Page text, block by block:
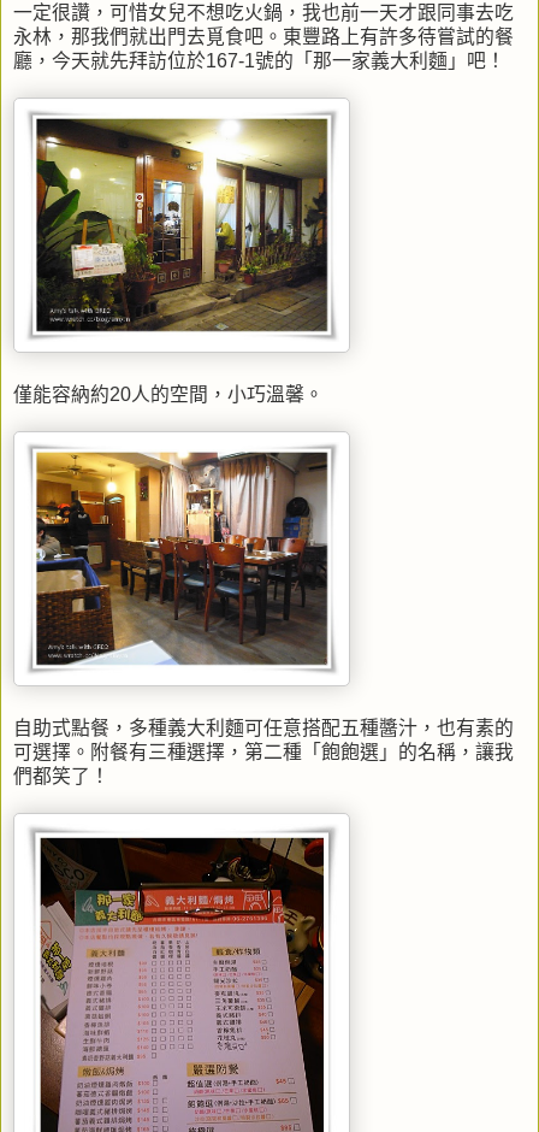
一定很讚，可惜女兒不想吃火鍋，我也前一天才跟同事去吃
永林，那我們就出門去覓食吧。東豐路上有許多待嘗試的餐
廳，今天就先拜訪位於167-1號的「那一家義大利麵」吧！
僅能容納約20人的空間，小巧溫馨。
自助式點餐，多種義大利麵可任意搭配五種醬汁，也有素的
可選擇。附餐有三種選擇，第二種「飽飽選」的名稱，讓我
們都笑了！